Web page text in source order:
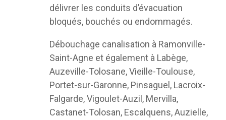
délivrer les conduits d’évacuation
bloqués, bouchés ou endommagés.
Débouchage canalisation à Ramonville-
Saint-Agne et également à Labège,
Auzeville-Tolosane, Vieille-Toulouse,
Portet-sur-Garonne, Pinsaguel, Lacroix-
Falgarde, Vigoulet-Auzil, Mervilla,
Castanet-Tolosan, Escalquens, Auzielle,